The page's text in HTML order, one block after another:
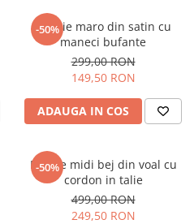
-50%
Rochie maro din satin cu
maneci bufante
299,00 RON
149,50 RON
ADAUGA IN COS
-50%
Rochie midi bej din voal cu
cordon in talie
499,00 RON
249,50 RON